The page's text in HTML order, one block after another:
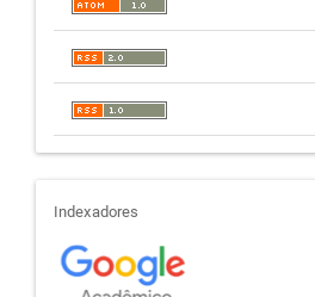
indexadores
Indexadores